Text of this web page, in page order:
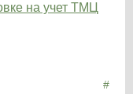
на учет ТМЦ
#